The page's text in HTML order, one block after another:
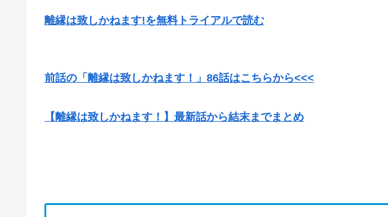
離縁は致しかねます!を無料トライアルで読む
前話の「離縁は致しかねます！」86話はこちらから<<<
【離縁は致しかねます！】最新話から結末までまとめ